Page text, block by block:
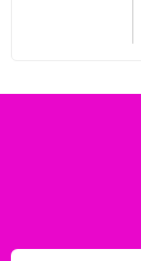
tudo bem